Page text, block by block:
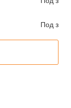
Под